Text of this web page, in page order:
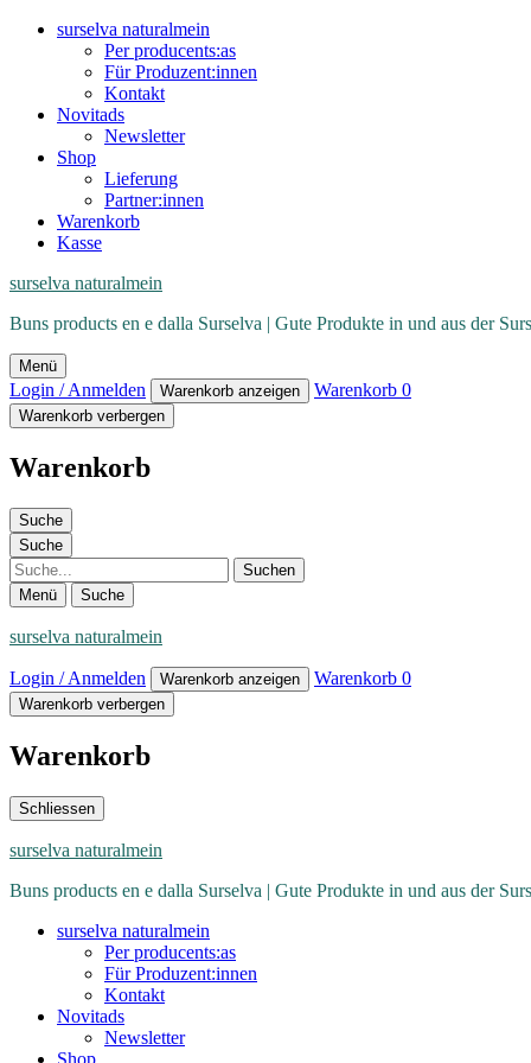
surselva naturalmein
Per producents:as
Für Produzent:innen
Kontakt
Novitads
Newsletter
Shop
Lieferung
Partner:innen
Warenkorb
Kasse
surselva naturalmein
Buns products en e dalla Surselva | Gute Produkte in und aus der
Menü
Login / Anmelden Warenkorb anzeigen Warenkorb 0
Warenkorb verbergen
Warenkorb
Suche
Suche
Suche
Menü Suche
surselva naturalmein
Login / Anmelden Warenkorb anzeigen Warenkorb 0
Warenkorb verbergen
Warenkorb
Schliessen
surselva naturalmein
Buns products en e dalla Surselva | Gute Produkte in und aus der
surselva naturalmein
Per producents:as
Für Produzent:innen
Kontakt
Novitads
Newsletter
Shop